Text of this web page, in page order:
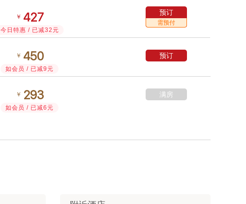
￥ 
今日特惠 / 已减32元
预订
需预付
￥ 
如会员 / 已减9元
预订
￥ 
如会员 / 已减6元
满房